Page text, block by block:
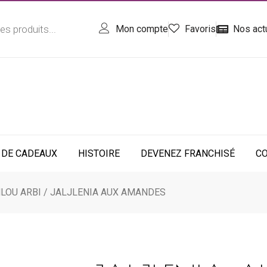
Mon compte Favoris Nos
CADEAUX HISTOIRE DEVENEZ FRANCHISÉ
ARBI / JALJLENIA AUX AMANDES